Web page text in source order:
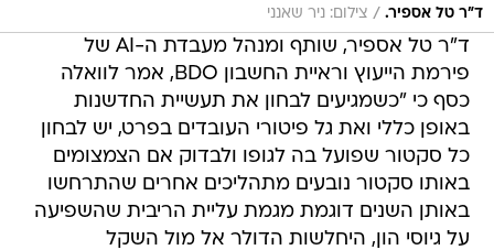
ד"ר טל אספיר. / צילום: ניר שאנני
ד"ר טל אספיר, שותף ומנהל מעבדת ה-AI של
פירמת הייעוץ וראיית החשבון BDO, אמר לוואלה
כסף כי "כשמגיעים לבחון את תעשיית החדשנות
באופן כללי ואת גל פיטורי העובדים בפרט, יש לבחון
כל סקטור שפועל בה לגופו ולבדוק אם הצמצומים
באותו סקטור נובעים מתהליכים אחרים שהתרחשו
באותן השנים דוגמת מגמת עליית הריבית שהשפיעה
על גיוסי הון, היחלשות הדולר אל מול השקל